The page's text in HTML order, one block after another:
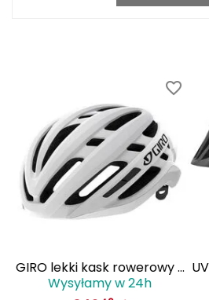
IGLOO
INNY
Icebreaker
GIRO lekki kask rowerowy z
systemem wentylacji AGILIS
Wysyłamy w 24h